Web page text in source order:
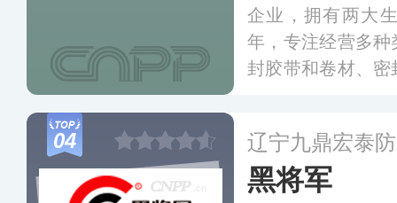
企业，拥有两大
年，专注经营多
封胶带和卷材、
04 辽宁九鼎宏泰
黑将军